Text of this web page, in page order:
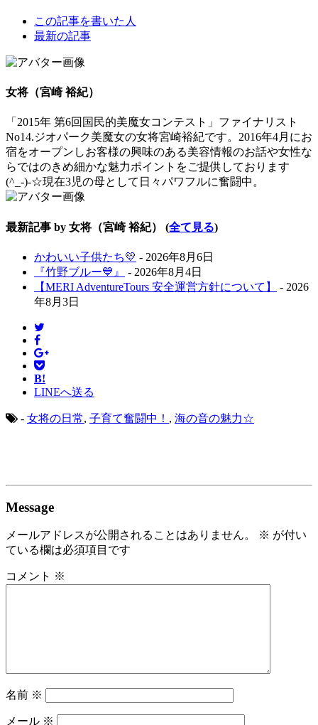
following
tabs
change
content
below.
この記事を書いた人
最新の記事
女将（宮崎 裕紀）
「2015年 第6回国民的美魔女コンテスト」ファイナリスト
No14.ジオパーク美魔女の女将宮崎裕紀です。2016年4月にお
宿をオープンしお客様の興味のある美容情報のお話や女性な
らではのきめ細かな魅力ポイントをご提供しております
(^_-)-☆現在3児の母として日々パワフルに奮闘中。
最新記事 by 女将（宮崎 裕紀） (全て見る)
かわいい子供たち💛 - 2026年8月6日
『竹野ブルー💙』
- 2026年8月4日
【MERI AdventureTours 安全運営方針について】
- 2026
年8月3日
B!
LINEへ送る
- 女将の日常, 子育て奮闘中！ , 海の音の魅力☆
Message
メールアドレスが公開されることはありません。 ※ が付い
ている欄は必須項目です
コメント ※
名前 ※
メール ※